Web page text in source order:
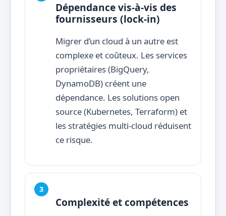
Dépendance vis-à-vis des
fournisseurs (lock-in)
Migrer d’un cloud à un autre est
complexe et coûteux. Les services
propriétaires (BigQuery,
DynamoDB) créent une
dépendance. Les solutions open
source (Kubernetes, Terraform) et
les stratégies multi-cloud réduisent
ce risque.
Complexité et compétences